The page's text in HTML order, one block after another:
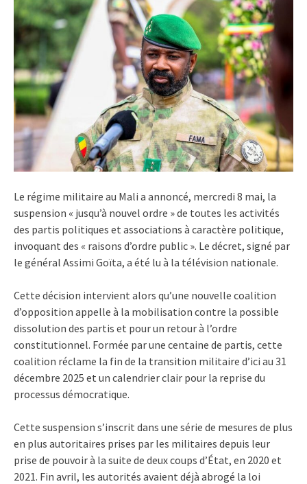
Le régime militaire au Mali a annoncé, mercredi 8 mai, la
suspension « jusqu’à nouvel ordre » de toutes les activités
des partis politiques et associations à caractère politique,
invoquant des « raisons d’ordre public ». Le décret, signé par
le général Assimi Goïta, a été lu à la télévision nationale.
Cette décision intervient alors qu’une nouvelle coalition
d’opposition appelle à la mobilisation contre la possible
dissolution des partis et pour un retour à l’ordre
constitutionnel. Formée par une centaine de partis, cette
coalition réclame la fin de la transition militaire d’ici au 31
décembre 2025 et un calendrier clair pour la reprise du
processus démocratique.
Cette suspension s’inscrit dans une série de mesures de plus
en plus autoritaires prises par les militaires depuis leur
prise de pouvoir à la suite de deux coups d’État, en 2020 et
2021. Fin avril, les autorités avaient déjà abrogé la loi